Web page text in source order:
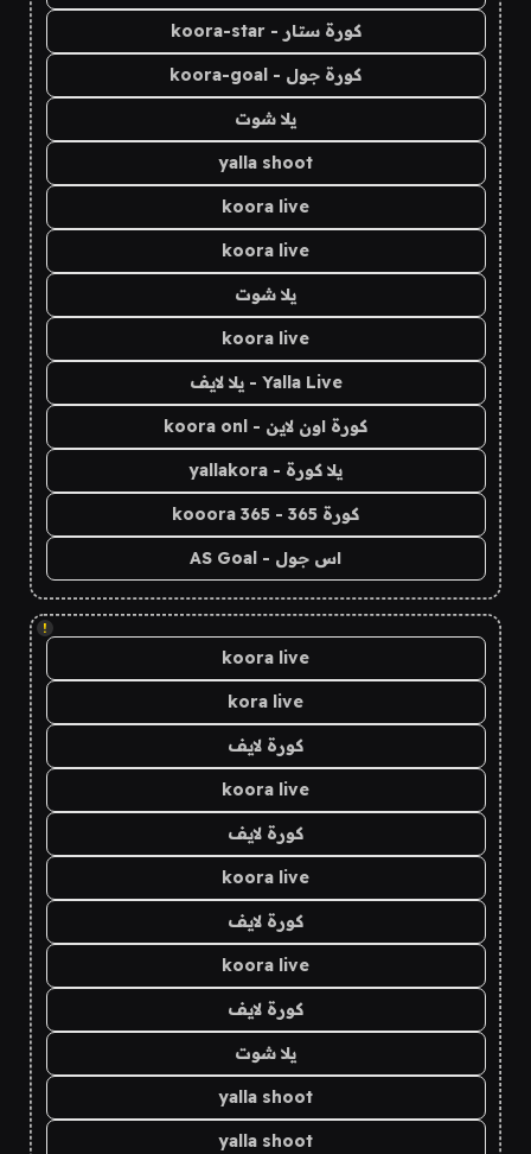
كورة ستار - koora-star
كورة جول - koora-goal
يلا شوت
yalla shoot
koora live
koora live
يلا شوت
koora live
Yalla Live - يلا لايف
كورة اون لاين - koora onl
يلا كورة - yallakora
كورة 365 - kooora 365
اس جول - AS Goal
!
koora live
kora live
كورة لايف
koora live
كورة لايف
koora live
كورة لايف
koora live
كورة لايف
يلا شوت
yalla shoot
yalla shoot